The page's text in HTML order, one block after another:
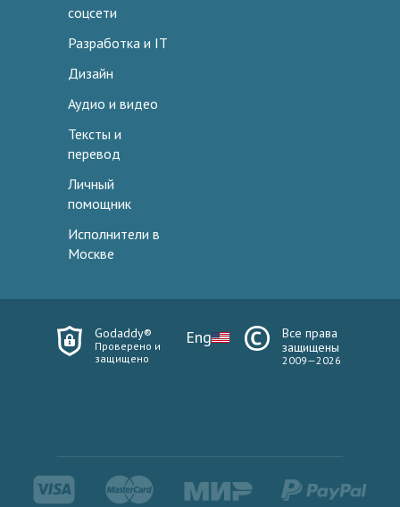
соцсети
Разработка и IT
Дизайн
Аудио и видео
Тексты и
перевод
Личный
помощник
Исполнители в
Москве
Godaddy®
Проверено и
защищено
Eng
Все права
защищены
2009—2026